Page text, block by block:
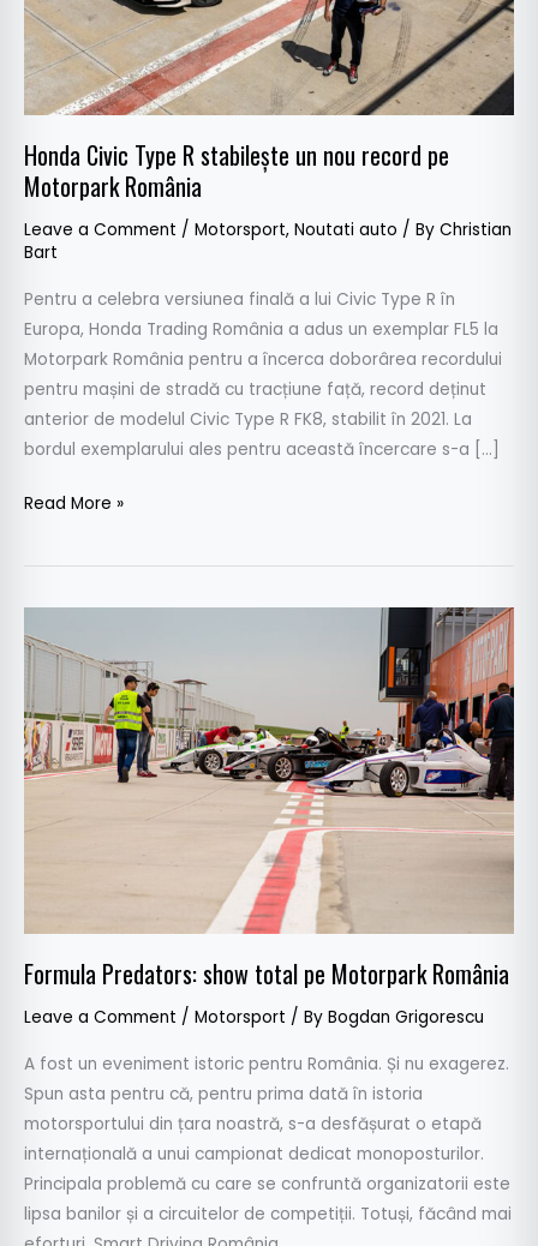
Honda Civic Type R stabilește un nou record pe
Motorpark România
Leave a Comment / Motorsport, Noutati auto / By Christian
Bart
Pentru a celebra versiunea finală a lui Civic Type R în
Europa, Honda Trading România a adus un exemplar FL5 la
Motorpark România pentru a încerca doborârea recordului
pentru mașini de stradă cu tracțiune față, record deținut
anterior de modelul Civic Type R FK8, stabilit în 2021. La
bordul exemplarului ales pentru această încercare s-a […]
record
pe
Motorpark
România
Read More »
Formula Predators: show total pe Motorpark România
Leave a Comment / Motorsport / By Bogdan Grigorescu
A fost un eveniment istoric pentru România. Și nu exagerez.
Spun asta pentru că, pentru prima dată în istoria
motorsportului din țara noastră, s-a desfășurat o etapă
internațională a unui campionat dedicat monoposturilor.
Principala problemă cu care se confruntă organizatorii este
lipsa banilor și a circuitelor de competiții. Totuși, făcând mai
Predators:
total
pe
Motorpark